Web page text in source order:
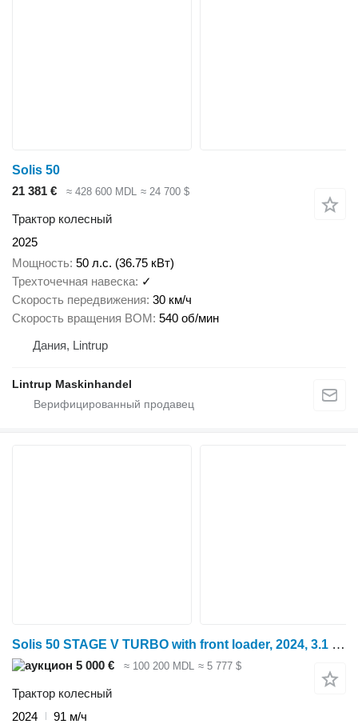
Solis 50
21 381 €
≈ 428 600 MDL ≈ 24 700 $
Трактор колесный
2025
Мощность 50 л.с. (36.75 кВт)
Трехточечная навеска ✓
Скорость передвижения 30 км/ч
Скорость вращения ВОМ 540 об/мин
Дания, Lintrup
Lintrup Maskinhandel
Solis 50 STAGE V TURBO with front loader, 2024, 3.1 L, Diesel, Helsink
5 000 € ≈ 100 200 MDL ≈ 5 777 $
Трактор колесный
2024
91 м/ч